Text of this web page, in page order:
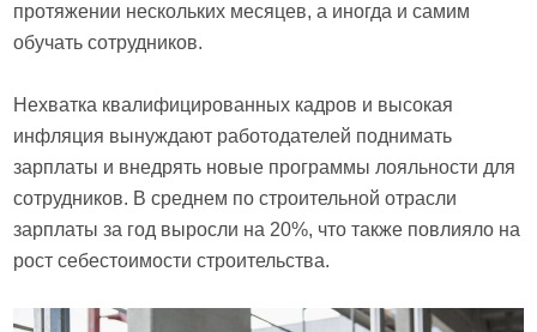
протяжении нескольких месяцев, а иногда и самим
обучать сотрудников.
Нехватка квалифицированных кадров и высокая
инфляция вынуждают работодателей поднимать
зарплаты и внедрять новые программы лояльности для
сотрудников. В среднем по строительной отрасли
зарплаты за год выросли на 20%, что также повлияло на
рост себестоимости строительства.